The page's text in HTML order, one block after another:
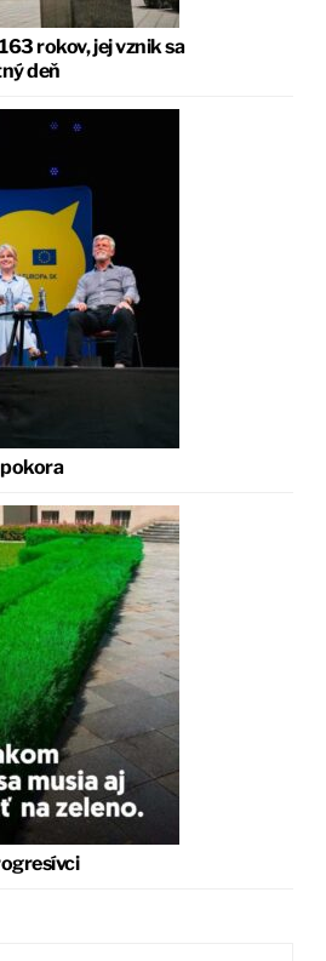
rokov, jej vznik sa
deň